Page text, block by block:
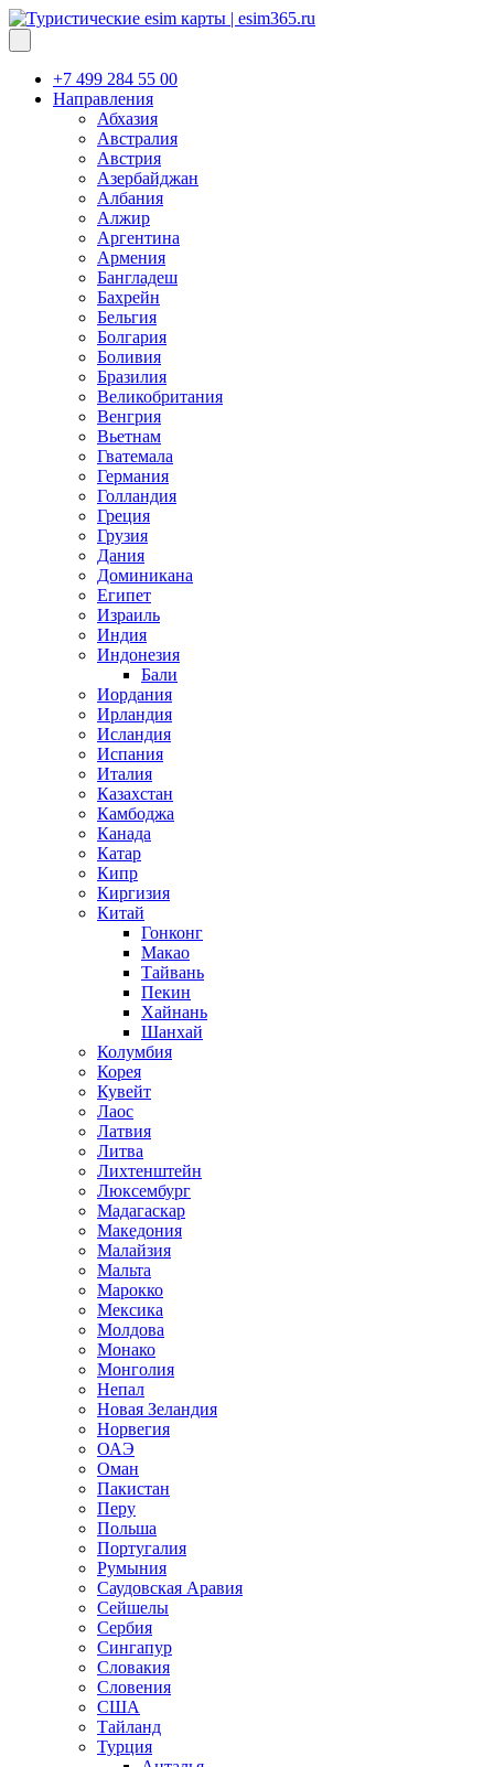
+7 499 284 55 00
Направления
Абхазия
Австралия
Австрия
Азербайджан
Албания
Алжир
Аргентина
Армения
Бангладеш
Бахрейн
Бельгия
Болгария
Боливия
Бразилия
Великобритания
Венгрия
Вьетнам
Гватемала
Германия
Голландия
Греция
Грузия
Дания
Доминикана
Египет
Израиль
Индия
Индонезия
Бали
Иордания
Ирландия
Исландия
Испания
Италия
Казахстан
Камбоджа
Канада
Катар
Кипр
Киргизия
Китай
Гонконг
Макао
Тайвань
Пекин
Хайнань
Шанхай
Колумбия
Корея
Кувейт
Лаос
Латвия
Литва
Лихтенштейн
Люксембург
Мадагаскар
Македония
Малайзия
Мальта
Марокко
Мексика
Молдова
Монако
Монголия
Непал
Новая Зеландия
Норвегия
ОАЭ
Оман
Пакистан
Перу
Польша
Португалия
Румыния
Саудовская Аравия
Сейшелы
Сербия
Сингапур
Словакия
Словения
США
Тайланд
Турция